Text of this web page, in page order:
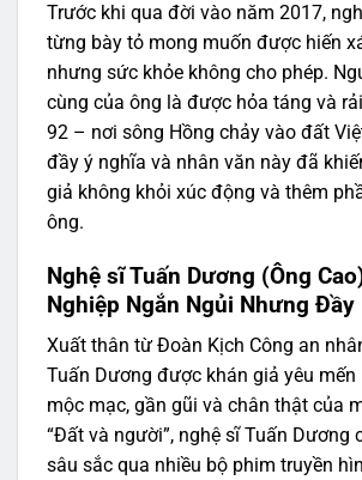
Trước khi qua đời vào năm 2017,
từng bày tỏ mong muốn được hiến
nhưng sức khỏe không cho phép.
cùng của ông là được hỏa táng và
92 – nơi sông Hồng chảy vào đất
đầy ý nghĩa và nhân văn này đã
giả không khỏi xúc động và thêm
ông.
Nghệ sĩ Tuấn Dương (Ông
Nghiệp Ngắn Ngủi Nhưng Đầy
Xuất thân từ Đoàn Kịch Công an
Tuấn Dương được khán giả yêu mến
mộc mạc, gần gũi và chân thật của
“Đất và người”, nghệ sĩ Tuấn Dương
sâu sắc qua nhiều bộ phim truyền